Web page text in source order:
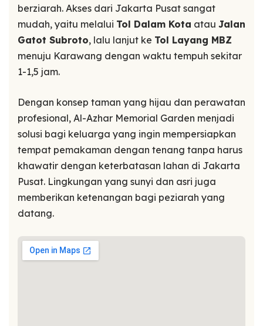
berziarah. Akses dari Jakarta Pusat sangat
mudah, yaitu melalui Tol Dalam Kota atau Jalan
Gatot Subroto, lalu lanjut ke Tol Layang MBZ
menuju Karawang dengan waktu tempuh sekitar
1-1,5 jam.
Dengan konsep taman yang hijau dan perawatan
profesional, Al-Azhar Memorial Garden menjadi
solusi bagi keluarga yang ingin mempersiapkan
tempat pemakaman dengan tenang tanpa harus
khawatir dengan keterbatasan lahan di Jakarta
Pusat. Lingkungan yang sunyi dan asri juga
memberikan ketenangan bagi peziarah yang
datang.